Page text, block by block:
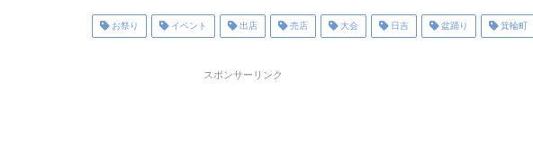
お祭り イベント 出店 売店 大会 日吉 盆踊り 箕輪町
スポンサーリンク